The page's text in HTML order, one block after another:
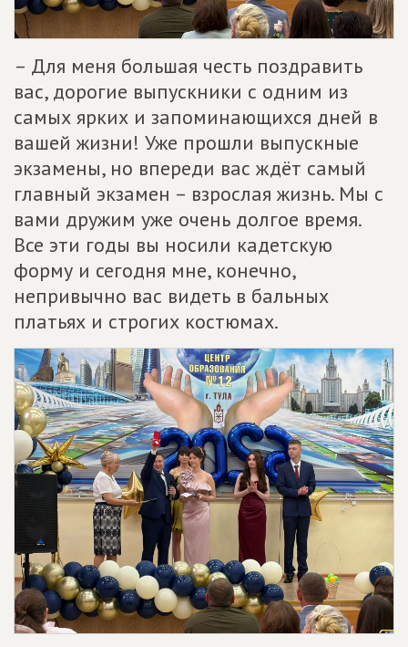
– Для меня большая честь поздравить
вас, дорогие выпускники с одним из
самых ярких и запоминающихся дней в
вашей жизни! Уже прошли выпускные
экзамены, но впереди вас ждёт самый
главный экзамен – взрослая жизнь. Мы с
вами дружим уже очень долгое время.
Все эти годы вы носили кадетскую
форму и сегодня мне, конечно,
непривычно вас видеть в бальных
платьях и строгих костюмах.